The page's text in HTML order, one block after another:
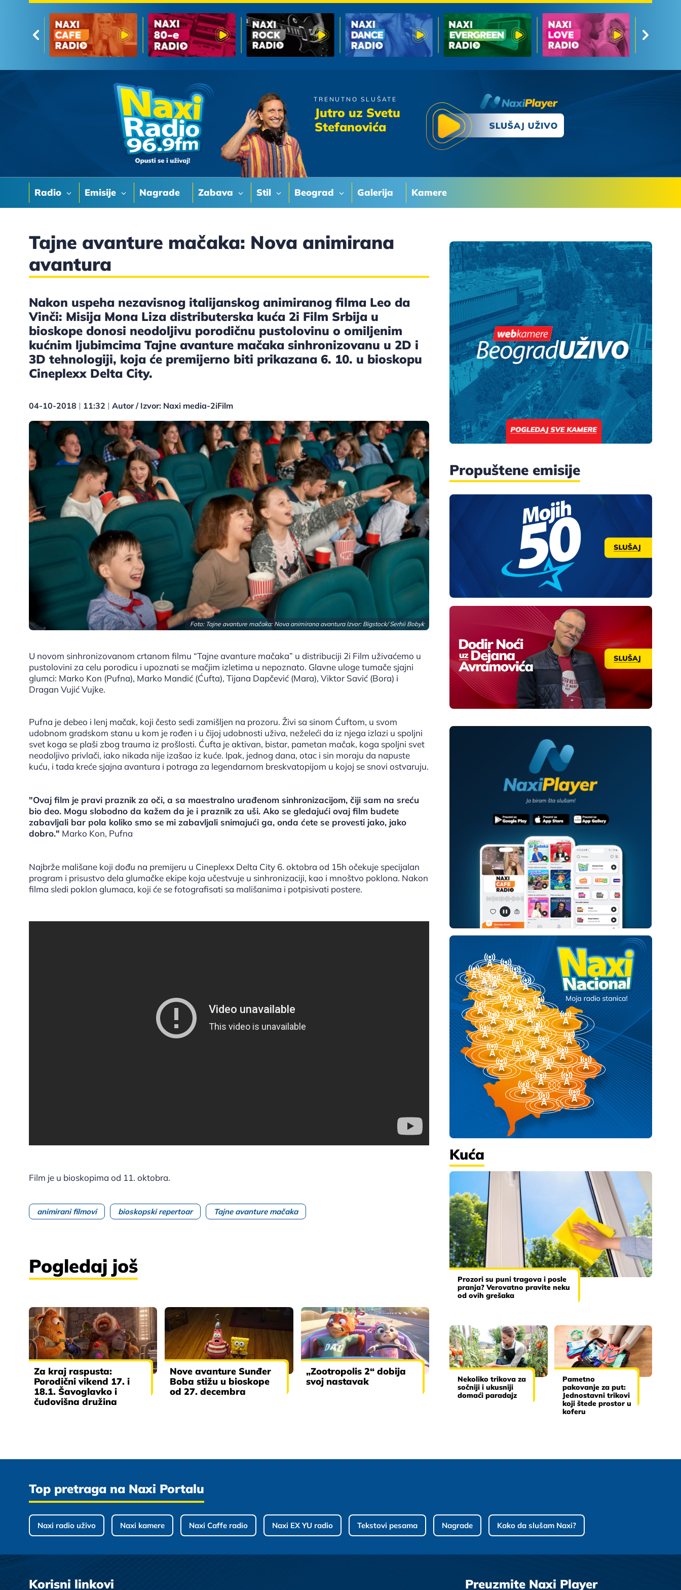
Radio Emisije Nagrade Zabava Stil Beograd Galerija Kamere
TRENUTNO SLUŠATE
Jutro uz Svetu
Stefanovića
Tose Proeski
Ko Ti To Grize Obraze
Tajne avanture mačaka: Nova animirana
avantura
Nakon uspeha nezavisnog italijanskog animiranog filma Leo da
Vinči: Misija Mona Liza distributerska kuća 2i Film Srbija u
bioskope donosi neodoljivu porodičnu pustolovinu o omiljenim
kućnim ljubimcima Tajne avanture mačaka sinhronizovanu u 2D i
3D tehnologiji, koja će premijerno biti prikazana 6. 10. u bioskopu
Cineplexx Delta City.
04-10-2018 11:32 Autor / Izvor: Naxi media-2iFilm
Foto: Tajne avanture mačaka: Nova animirana avantura Izvor: Bigstock/ Serhii Bobyk
U novom sinhronizovanom crtanom filmu “Tajne avanture mačaka” u distribuciji 2i Film uživaćemo u
pustolovini za celu porodicu i upoznati se mačjim izletima u nepoznato. Glavne uloge tumače sjajni
glumci: Marko Kon (Pufna), Marko Mandić (Ćufta), Tijana Dapčević (Mara), Viktor Savić (Bora) i
Dragan Vujić Vujke.
Pufna je debeo i lenj mačak, koji često sedi zamišljen na prozoru. Živi sa sinom Ćuftom, u svom
udobnom gradskom stanu u kom je rođen i u čijoj udobnosti uživa, neželeći da iz njega izlazi u spoljni
svet koga se plaši zbog trauma iz prošlosti. Ćufta je aktivan, bistar, pametan mačak, koga spoljni svet
neodoljivo privlači, iako nikada nije izašao iz kuće. Ipak, jednog dana, otac i sin moraju da napuste
kuću, i tada kreće sjajna avantura i potraga za legendarnom breskvatopijom u kojoj se snovi ostvaruju.
"Ovaj film je pravi praznik za oči, a sa maestralno urađenom sinhronizacijom, čiji sam na sreću
bio deo. Mogu slobodno da kažem da je i praznik za uši. Ako se gledajući ovaj film budete
zabavljali bar pola koliko smo se mi zabavljali snimajući ga, onda ćete se provesti jako, jako
dobro." Marko Kon, Pufna
Najbrže mališane koji dođu na premijeru u Cineplexx Delta City 6. oktobra od 15h očekuje specijalan
program i prisustvo dela glumačke ekipe koja učestvuje u sinhronizaciji, kao i mnoštvo poklona. Nakon
filma sledi poklon glumaca, koji će se fotografisati sa mališanima i potpisivati postere.
Film je u bioskopima od 11. oktobra.
animirani filmovi bioskopski repertoar Tajne avanture mačaka
Pogledaj još
Za kraj raspusta:
Porodični vikend 17. i
18.1. Šavoglavko i
čudovišna družina
Nove avanture Sunđer
Boba stižu u bioskope
od 27. decembra
„Zootropolis 2“ dobija
svoj nastavak
Propuštene emisije
Kuća
Prozori su puni tragova i posle
pranja? Verovatno pravite neku
od ovih grešaka
Nekoliko trikova za
sočniji i ukusniji
domaći paradajz
Pametno
pakovanje za put:
Jednostavni trikovi
koji štede prostor u
koferu
Top pretraga na Naxi Portalu
Naxi radio uživo Naxi kamere Naxi Caffe radio Naxi EX YU radio Tekstovi pesama Nagrade Kako da slušam Naxi?
Korisni linkovi Preuzmite Naxi Player